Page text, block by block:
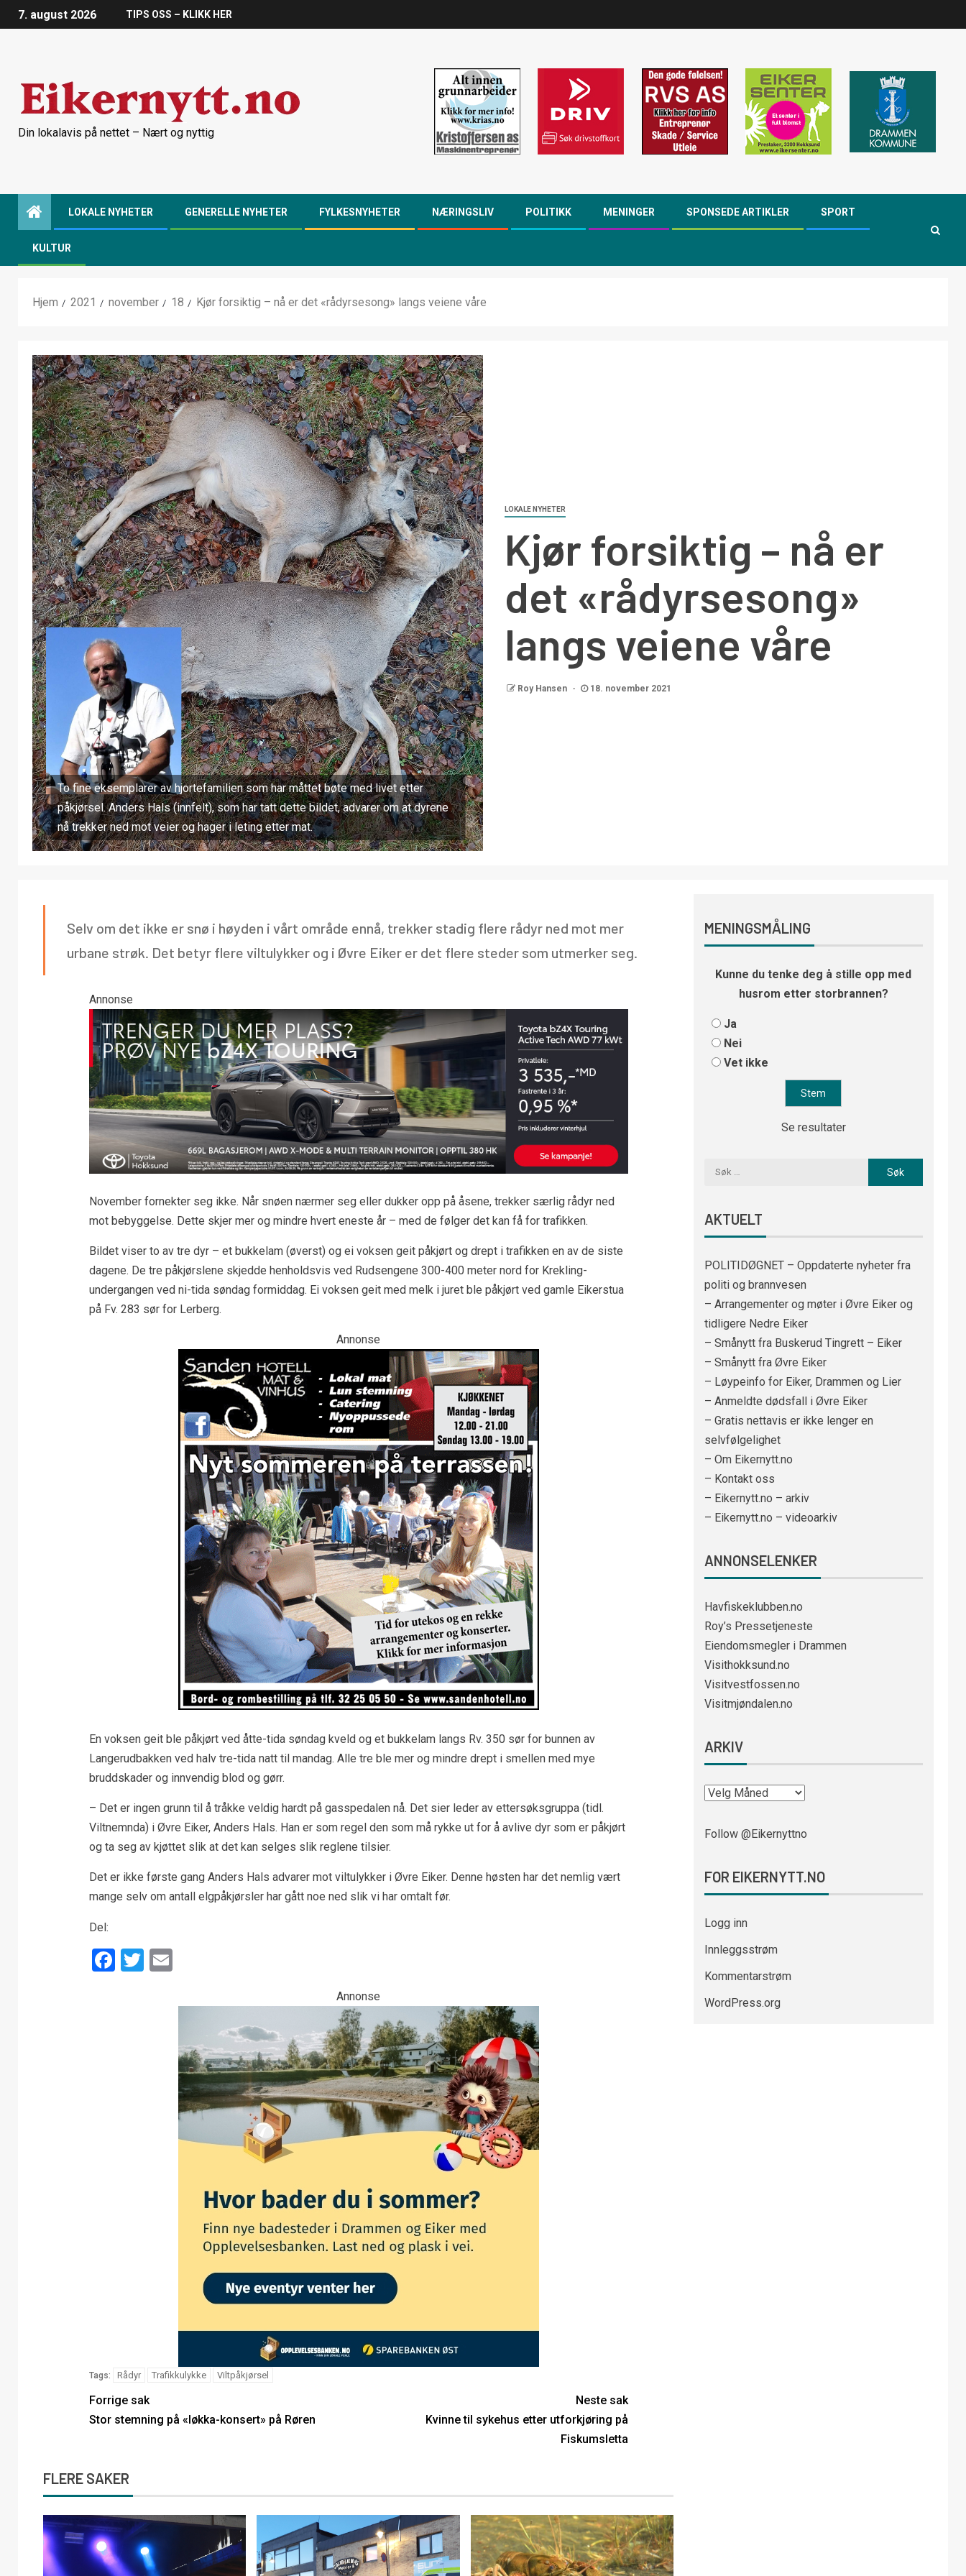
7. august 2026 TIPS OSS – KLIKK HER
Din lokalavis på nettet – Nært og nyttig
LOKALE NYHETER GENERELLE NYHETER FYLKESNYHETER NÆRINGSLIV POLITIKK MENINGER SPONSEDE ARTIKLER SPORT
KULTUR
Hjem 2021 november 18 Kjør forsiktig – nå er det «rådyrsesong» langs veiene våre
To fine eksemplarer av hjortefamilien som har måttet bøte med livet etter
påkjørsel. Anders Hals (innfelt), som har tatt dette bildet, advarer om at dyrene
nå trekker ned mot veier og hager i leting etter mat.
LOKALE NYHETER
Kjør forsiktig – nå er
det «rådyrsesong»
langs veiene våre
Roy Hansen 18. november 2021
Selv om det ikke er snø i høyden i vårt område ennå, trekker stadig flere rådyr ned mot mer
urbane strøk. Det betyr flere viltulykker og i Øvre Eiker er det flere steder som utmerker seg.
Annonse
November fornekter seg ikke. Når snøen nærmer seg eller dukker opp på åsene, trekker særlig rådyr ned
mot bebyggelse. Dette skjer mer og mindre hvert eneste år – med de følger det kan få for trafikken.
Bildet viser to av tre dyr – et bukkelam (øverst) og ei voksen geit påkjørt og drept i trafikken en av de siste
dagene. De tre påkjørslene skjedde henholdsvis ved Rudsengene 300-400 meter nord for Krekling-
undergangen ved ni-tida søndag formiddag. Ei voksen geit med melk i juret ble påkjørt ved gamle Eikerstua
på Fv. 283 sør for Lerberg.
Annonse
En voksen geit ble påkjørt ved åtte-tida søndag kveld og et bukkelam langs Rv. 350 sør for bunnen av
Langerudbakken ved halv tre-tida natt til mandag. Alle tre ble mer og mindre drept i smellen med mye
bruddskader og innvendig blod og gørr.
– Det er ingen grunn til å tråkke veldig hardt på gasspedalen nå. Det sier leder av ettersøksgruppa (tidl.
Viltnemnda) i Øvre Eiker, Anders Hals. Han er som regel den som må rykke ut for å avlive dyr som er påkjørt
og ta seg av kjøttet slik at det kan selges slik reglene tilsier.
Det er ikke første gang Anders Hals advarer mot viltulykker i Øvre Eiker. Denne høsten har det nemlig vært
mange selv om antall elgpåkjørsler har gått noe ned slik vi har omtalt før.
Del:
Facebook
Twitter
Email
Annonse
Tags: Rådyr Trafikkulykke Viltpåkjørsel
Forrige sak
Stor stemning på «løkka-konsert» på Røren
Neste sak
Kvinne til sykehus etter utforkjøring på
Fiskumsletta
FLERE SAKER
MENINGSMÅLING
Kunne du tenke deg å stille opp med
husrom etter storbrannen?
Ja
Nei
Vet ikke
Se resultater
AKTUELT
POLITIDØGNET – Oppdaterte nyheter fra
politi og brannvesen
– Arrangementer og møter i Øvre Eiker og
tidligere Nedre Eiker
– Smånytt fra Buskerud Tingrett – Eiker
– Smånytt fra Øvre Eiker
– Løypeinfo for Eiker, Drammen og Lier
– Anmeldte dødsfall i Øvre Eiker
– Gratis nettavis er ikke lenger en
selvfølgelighet
– Om Eikernytt.no
– Kontakt oss
– Eikernytt.no – arkiv
– Eikernytt.no – videoarkiv
ANNONSELENKER
Havfiskeklubben.no
Roy’s Pressetjeneste
Eiendomsmegler i Drammen
Visithokksund.no
Visitvestfossen.no
Visitmjøndalen.no
ARKIV
Follow @Eikernyttno
FOR EIKERNYTT.NO
Logg inn
Innleggsstrøm
Kommentarstrøm
WordPress.org